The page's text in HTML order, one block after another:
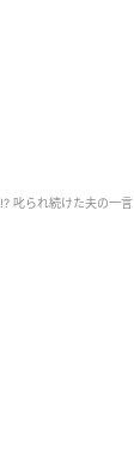
叱られ続けた夫の一